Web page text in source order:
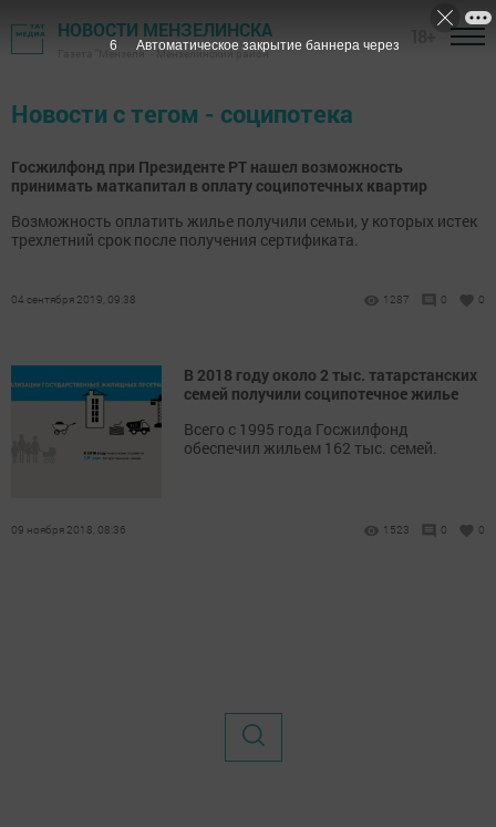
НОВОСТИ МЕНЗЕЛИНСКА
Газета "Мензеля" - Мензелинский район
Новости с тегом - соципотека
Госжилфонд при Президенте РТ нашел возможность
принимать маткапитал в оплату соципотечных квартир
Возможность оплатить жилье получили семьи, у которых истек
трехлетний срок после получения сертификата.
04 сентября 2019, 09:38 1287 0 0
В 2018 году около 2 тыс. татарстанских
семей получили соципотечное жилье
Всего с 1995 года Госжилфонд
обеспечил жильем 162 тыс. семей.
09 ноября 2018, 08:36 1523 0 0
6 Автоматическое закрытие баннера через